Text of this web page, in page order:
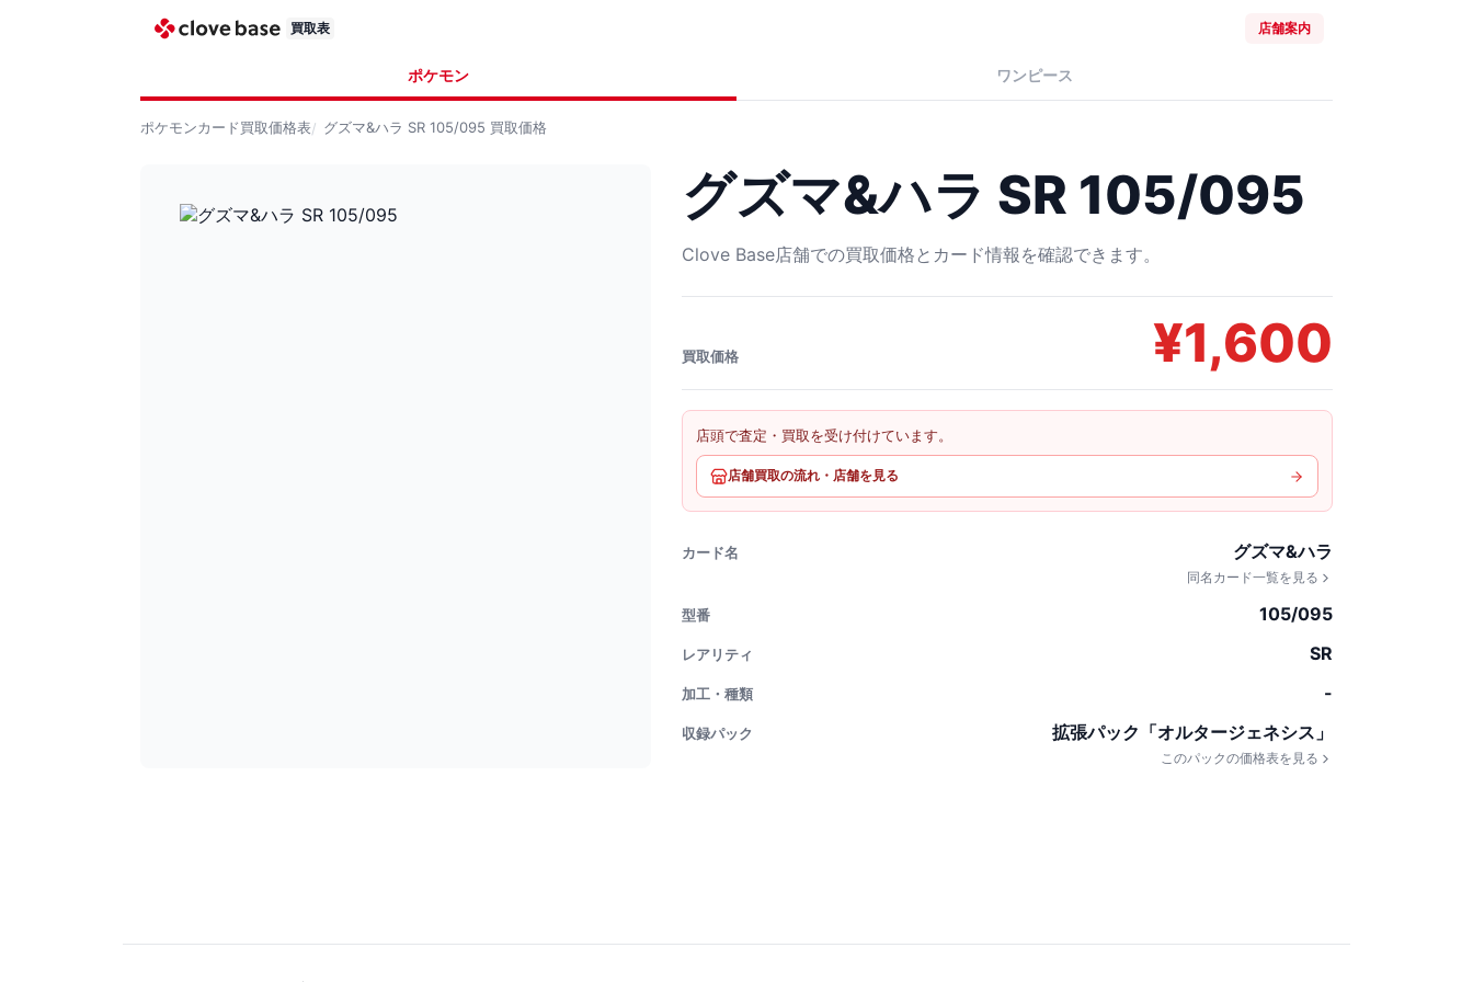
買取表 店舗案内
ポケモン ワンピース
ポケモンカード買取価格表 グズマ&ハラ SR 105/095 買取価格
グズマ&ハラ SR 105/095
Clove Base店舗での買取価格とカード情報を確認できます。
買取価格 ¥1,600
店頭で査定・買取を受け付けています。
店舗買取の流れ・店舗を見る
カード名 グズマ&ハラ
同名カード一覧を見る
型番 105/095
レアリティ SR
加工・種類 -
収録パック 拡張パック「オルタージェネシス」
このパックの価格表を見る